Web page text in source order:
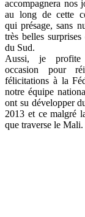
accompagnera nos
au long de cette
qui présage, sans
très belles
du Sud.
Aussi, je
occasion pour
félicitations à la
notre équipe
ont su développer
2013 et ce malgré
que traverse le Mali.